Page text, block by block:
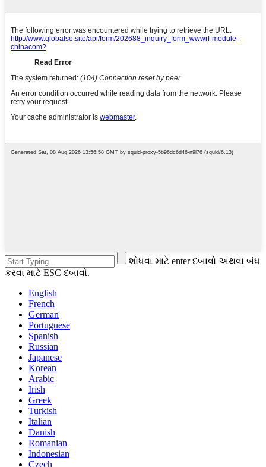
શોધવા માટે enter દબાવો અથવા બંધ
કરવા માટે ESC દબાવો.
English
French
German
Portuguese
Spanish
Russian
Japanese
Korean
Arabic
Irish
Greek
Turkish
Italian
Danish
Romanian
Indonesian
Czech